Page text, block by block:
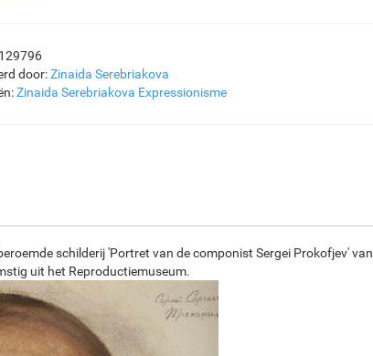
F2833-204
door:Zinaida Serebriakova
Zinaida Serebriakova Expressionisme
schilderij 'Portret van de componist Sergei Prokofjev' van
uit het Reproductiemuseum.